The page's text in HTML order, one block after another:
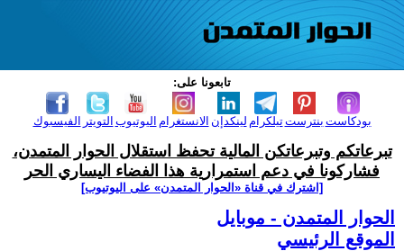
تابعونا على:
الفيسبوك التويتر اليوتيوب الانستغرام لينكدإن تيلكرامبنترست بودكاست
تبرعاتكم وتبرعاتكن المالية تحفظ استقلال الحوار المتمدن،
فشاركونا في دعم استمرارية هذا الفضاء اليساري الحر
[اشترك في قناة ‫«الحوار المتمدن» على اليوتيوب]
الحوار المتمدن - موبايل
الموقع الرئيسي